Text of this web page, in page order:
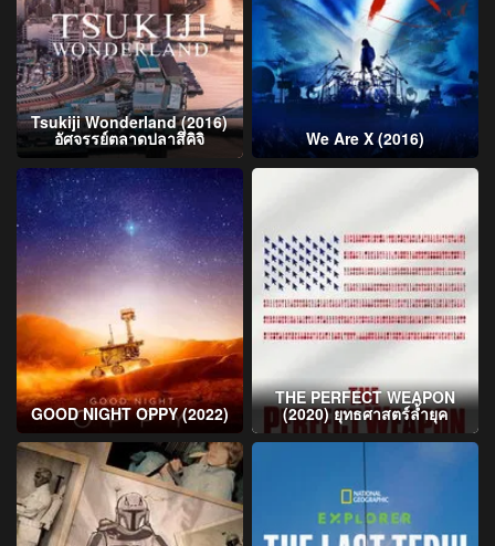
Tsukiji Wonderland (2016)
อัศจรรย์ตลาดปลาสึคิจิ We Are X (2016)
GOOD NIGHT OPPY (2022)
THE PERFECT WEAPON
(2020) ยุทธศาสตร์ล้ำยุค